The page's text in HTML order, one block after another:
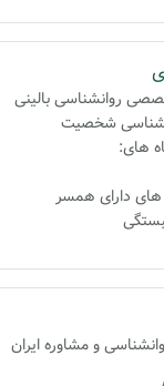
روانشناسی بالینی
شخصیت
های:
های دارای همسر
و مشاوره ایران